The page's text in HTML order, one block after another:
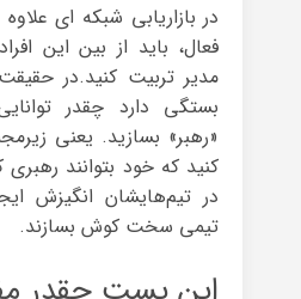
در بازاریابی شبکه ای
فعال، باید از بین این
مدیر تربیت کنید.در
بستگی دارد چقدر
«رهبر» بسازید. یعنی
کنید که خود بتوانند رهبری
در تیم‌هایشان انگیزش
تیمی سخت کوش بسازند.